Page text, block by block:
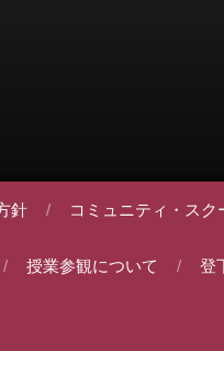
針 コミュニティ・スク
授業参観について 登